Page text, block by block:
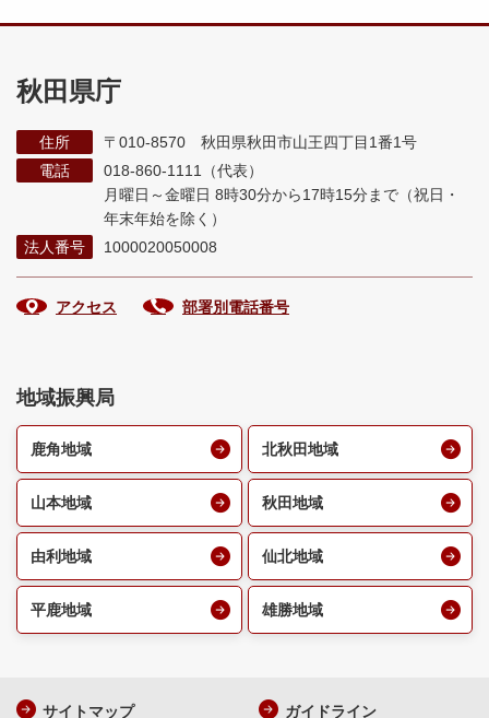
秋田県庁
住所
〒010-8570 秋田県秋田市山王四丁目1番1号
電話
018-860-1111（代表）
月曜日～金曜日 8時30分から17時15分まで （祝日・
年末年始を除く）
法人番号
1000020050008
アクセス 部署別電話番号
地域振興局
鹿角地域 北秋田地域
山本地域 秋田地域
由利地域 仙北地域
平鹿地域 雄勝地域
サイトマップ ガイドライン